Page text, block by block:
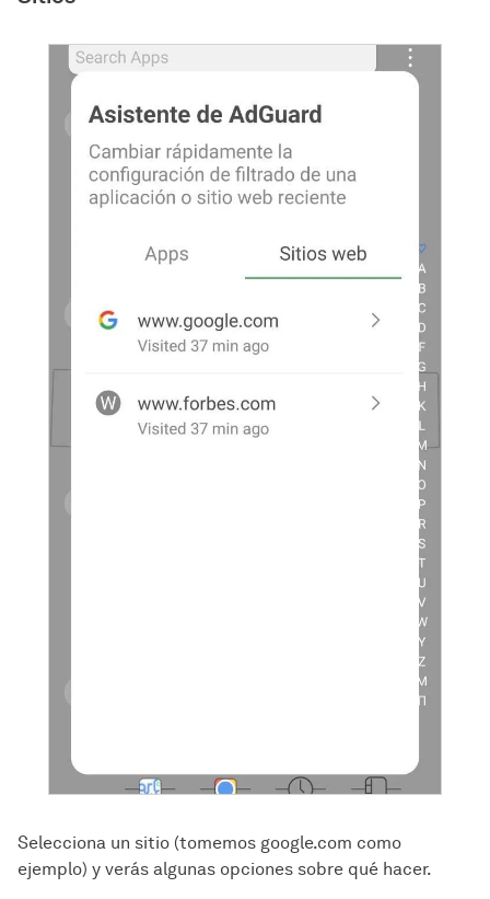
Selecciona un sitio (tomemos google.com como
ejemplo) y verás algunas opciones sobre qué hacer.